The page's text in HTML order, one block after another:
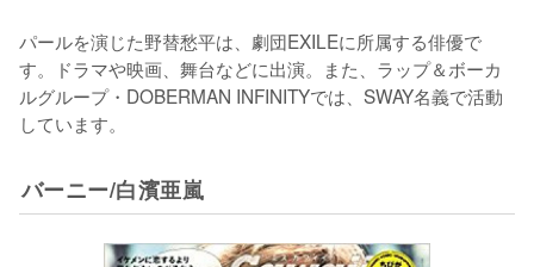
パールを演じた野替愁平は、劇団EXILEに所属する俳優で
す。ドラマや映画、舞台などに出演。また、ラップ＆ボーカ
ルグループ・DOBERMAN INFINITYでは、SWAY名義で活動
しています。
バーニー/白濱亜嵐